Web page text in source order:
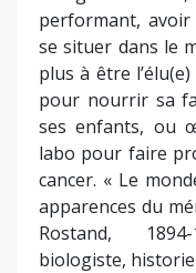
performant,
se situer dans le
plus à être
pour nourrir sa
ses enfants, ou
labo pour faire
cancer. « Le
apparences du
Rostand,
biologiste,